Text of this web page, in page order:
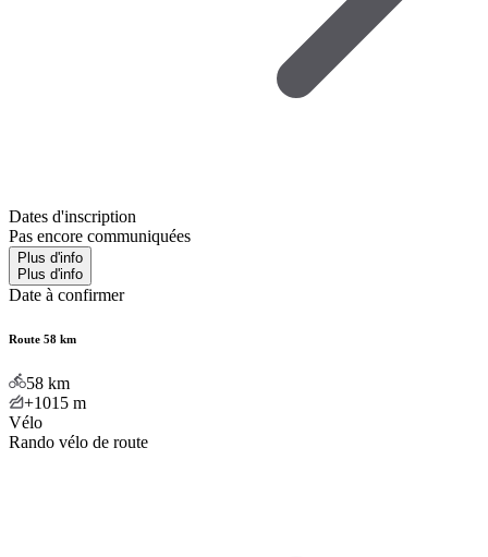
Dates d'inscription
Pas encore communiquées
Plus d'info
Plus d'info
Date à confirmer
Route 58 km
58 km
+1015 m
Vélo
Rando vélo de route